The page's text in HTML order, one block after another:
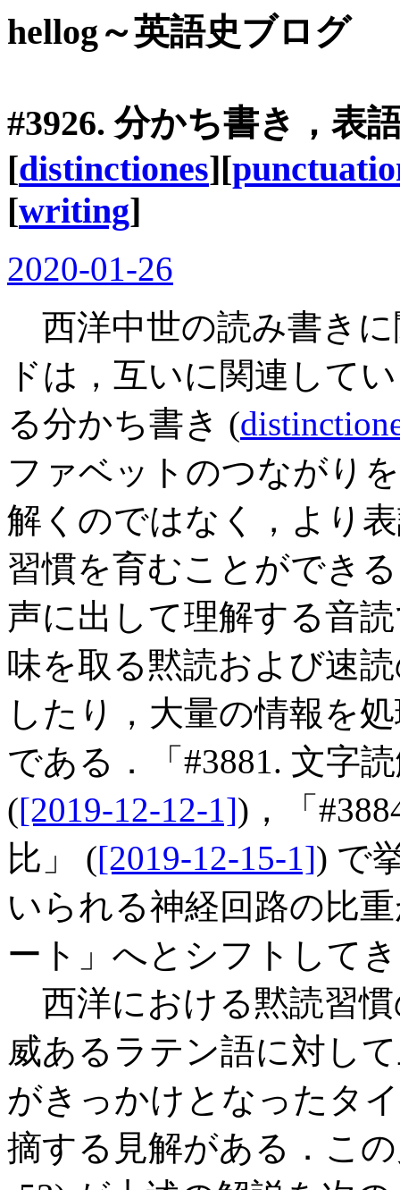
hellog～英語史ブログ
#3926. 分かち書き，表
[distinctiones][
[writing]
2020-01-26
西洋中世の読み書き
ドは，互いに関連して
る分かち書き (
ファベットのつながり
解くのではなく，より
習慣を育むことができ
声に出して理解する音
味を取る黙読および速
したり，大量の情報を
である．「#3881. 文字
([2019-12-12-1])，「
比」 ([2019-12-15-1]) で
いられる神経回路の比
ート」へとシフトして
西洋における黙読習
威あるラテン語に対し
がきっかけとなったタ
摘する見解がある．こ